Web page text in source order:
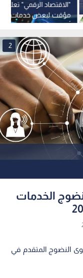
"الاقتصاد الرقمي"
مؤقت لبعض خدمات
أعمال الصيانة
2
مؤشر نضوج الخدمات
النضوج المتقدم في